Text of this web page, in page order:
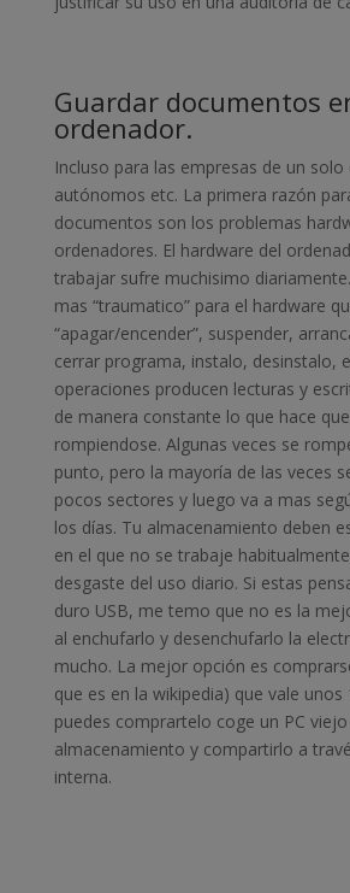
Guardar documentos
ordenador.
Incluso para las empresas de un
autónomos etc. La primera razón
documentos son los problemas
ordenadores. El hardware del
trabajar sufre muchisimo
mas “traumatico” para el hardware
“apagar/encender”, suspender,
cerrar programa, instalo, desinstalo,
operaciones producen lecturas y
de manera constante lo que hace
rompiendose. Algunas veces se
punto, pero la mayoría de las veces
pocos sectores y luego va a mas
los días. Tu almacenamiento deben
en el que no se trabaje
desgaste del uso diario. Si estas
duro USB, me temo que no es la
al enchufarlo y desenchufarlo la
mucho. La mejor opción es
que es en la wikipedia) que vale unos
puedes comprartelo coge un PC
almacenamiento y compartirlo a
interna.